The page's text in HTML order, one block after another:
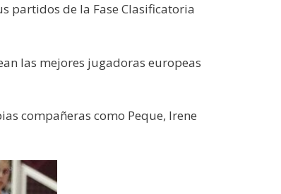
partidos de la Fase Clasificatoria
las mejores jugadoras europeas
compañeras como Peque, Irene